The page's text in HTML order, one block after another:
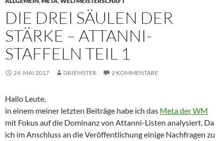
DIE DREI SÄULEN DER
STÄRKE – ATTANNI-
STAFFELN TEIL 1
24. MAI 2017 DRIEMSTER 2 KOMMENTARE
Hallo Leute,
in einem meiner letzten Beiträge habe ich das Meta der WM
mit Fokus auf die Dominanz von Attanni-Listen analysiert. Da
ich im Anschluss an die Veröffentlichung einige Nachfragen zu